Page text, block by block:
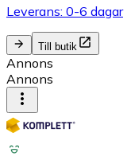
Leverans: 0-6 dagar
Till butik
Annons
Annons